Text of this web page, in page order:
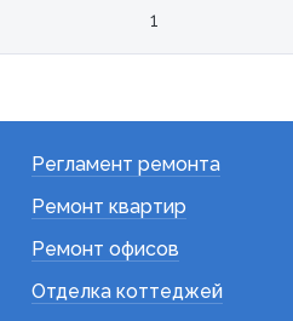
1
Регламент ремонта
Ремонт квартир
Ремонт офисов
Отделка коттеджей